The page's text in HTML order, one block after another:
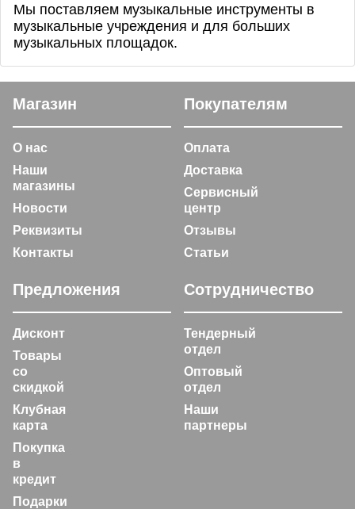
Мы поставляем музыкальные инструменты в
музыкальные учреждения и для больших
музыкальных площадок.
Магазин
О нас
Наши
магазины
Новости
Реквизиты
Контакты
Покупателям
Оплата
Доставка
Сервисный
центр
Отзывы
Статьи
Предложения
Дисконт
Товары
со
скидкой
Клубная
карта
Покупка
в
кредит
Подарки
Сотрудничество
Тендерный
отдел
Оптовый
отдел
Наши
партнеры